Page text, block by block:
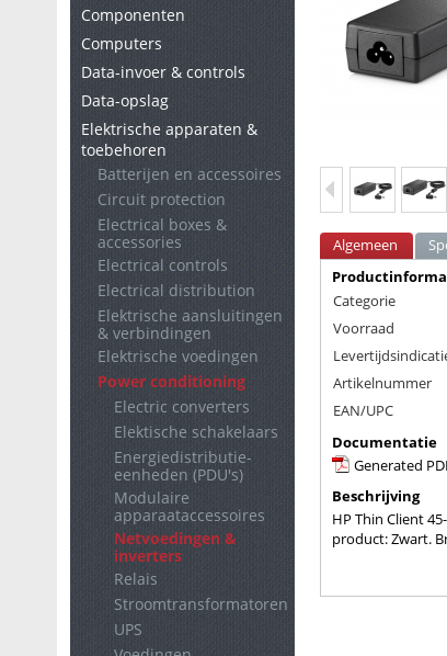
Componenten
Computers
Data-invoer & controls
Data-opslag
Elektrische apparaten &
toebehoren
Batterijen en accessoires
Circuit protection
Electrical boxes &
accessories
Electrical controls
Electrical distribution
Elektrische aansluitingen
& verbindingen
Elektrische voedingen
Power conditioning
Electric converters
Elektische schakelaars
Energiedistributie-
eenheden (PDU's)
Modulaire
apparaataccessoires
Netvoedingen &
inverters
Relais
Stroomtransformatoren
UPS
Algemeen
Categorie
Voorraad
Artikelnummer
EAN/UPC
Documentatie
Generated
Beschrijving
HP Thin Client
product: Zwart.